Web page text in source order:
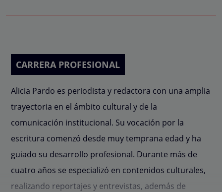
CARRERA PROFESIONAL
Alicia Pardo es periodista y redactora con una amplia
trayectoria en el ámbito cultural y de la
comunicación institucional. Su vocación por la
escritura comenzó desde muy temprana edad y ha
guiado su desarrollo profesional. Durante más de
cuatro años se especializó en contenidos culturales,
realizando reportajes y entrevistas, además de